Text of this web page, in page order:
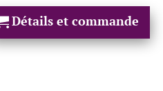
Détails et commande